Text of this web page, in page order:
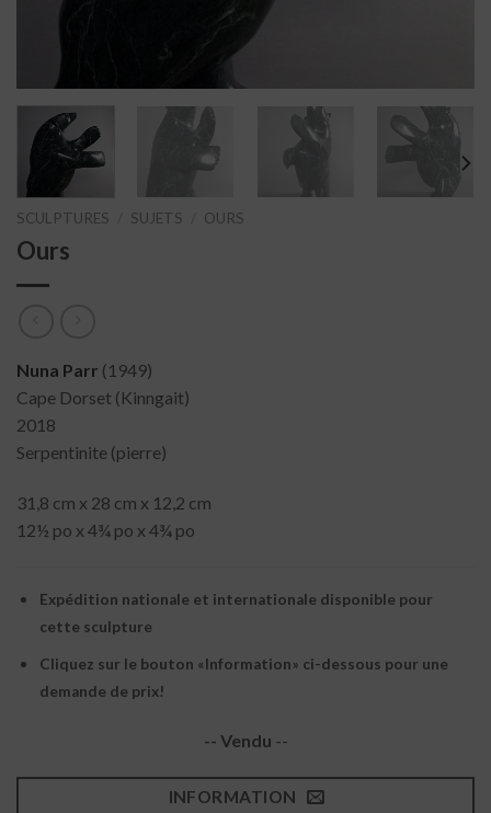
SCULPTURES SUJETS OURS
Ours
Nuna Parr (1949)
Cape Dorset (Kinngait)
2018
Serpentinite (pierre)
31,8 cm x 28 cm x 12,2 cm
12½ po x 4¾ po x 4¾ po
Expédition nationale et internationale disponible pour
cette sculpture
Cliquez sur le bouton «Information» ci-dessous pour une
demande de prix!
-- Vendu --
INFORMATION